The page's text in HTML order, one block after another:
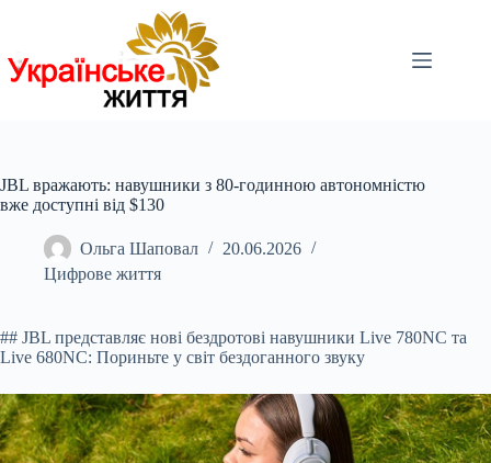
JBL вражають: навушники з 80-годинною автономністю
вже доступні від $130
Ольга Шаповал
20.06.2026
Цифрове життя
## JBL представляє нові бездротові навушники Live 780NC та
Live 680NC: Пориньте у світ бездоганного звуку